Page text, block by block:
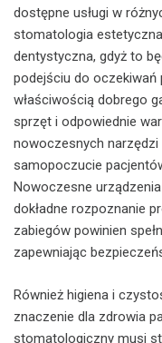
dostępne usługi w
stomatologia
dentystyczna, gdyż to
podejściu do oczekiwań
właściwością dobrego
sprzęt i odpowiednie
nowoczesnych narzędzi
samopoczucie
Nowoczesne
dokładne rozpoznanie
zabiegów powinien
zapewniając
Również higiena i
znaczenie dla zdrowia
stomatologiczny musi